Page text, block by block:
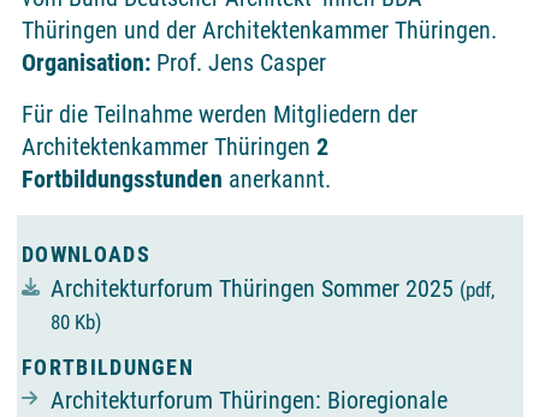
Thüringen und der Architektenkammer Thüringen.
Organisation: Prof. Jens Casper
Für die Teilnahme werden Mitgliedern der
Architektenkammer Thüringen 2
Fortbildungsstunden anerkannt.
DOWNLOADS
Architekturforum Thüringen Sommer 2025 (pdf,
80 Kb)
FORTBILDUNGEN
Architekturforum Thüringen: Bioregionale